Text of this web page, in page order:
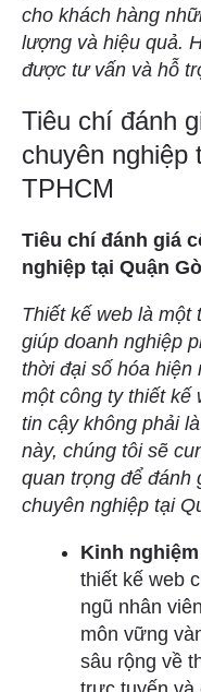
cho khách hàng
lượng và hiệu quả.
được tư vấn và hỗ
Tiêu chí đánh
chuyên nghiệp
TPHCM
Tiêu chí đánh giá
nghiệp tại Quận
Thiết kế web là một
giúp doanh nghiệp
thời đại số hóa hiện
một công ty thiết kế
tin cậy không phải
này, chúng tôi sẽ
quan trọng để đánh
chuyên nghiệp tại
Kinh
thiết kế web
ngũ nhân
môn vững
sâu rộng về